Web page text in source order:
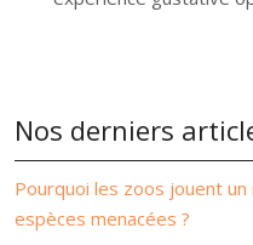
Nos derniers
Pourquoi les zoos jouent
espèces menacées ?